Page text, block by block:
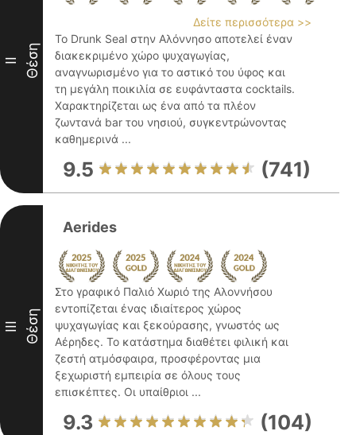
II Θέση
Δείτε περισσότερα >>
Το Drunk Seal στην Αλόννησο αποτελεί έναν
διακεκριμένο χώρο ψυχαγωγίας,
αναγνωρισμένο για το αστικό του ύφος και
τη μεγάλη ποικιλία σε ευφάνταστα cocktails.
Χαρακτηρίζεται ως ένα από τα πλέον
ζωντανά bar του νησιού, συγκεντρώνοντας
καθημερινά ...
9.5 (741)
III Θέση
Aerides
Στο γραφικό Παλιό Χωριό της Αλοννήσου
εντοπίζεται ένας ιδιαίτερος χώρος
ψυχαγωγίας και ξεκούρασης, γνωστός ως
Αέρηδες. Το κατάστημα διαθέτει φιλική και
ζεστή ατμόσφαιρα, προσφέροντας μια
ξεχωριστή εμπειρία σε όλους τους
επισκέπτες. Οι υπαίθριοι ...
9.3 (104)